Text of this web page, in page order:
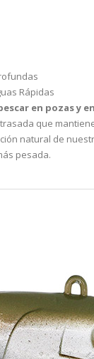
Rápidas
en pozas y
que
natural de
pesada.